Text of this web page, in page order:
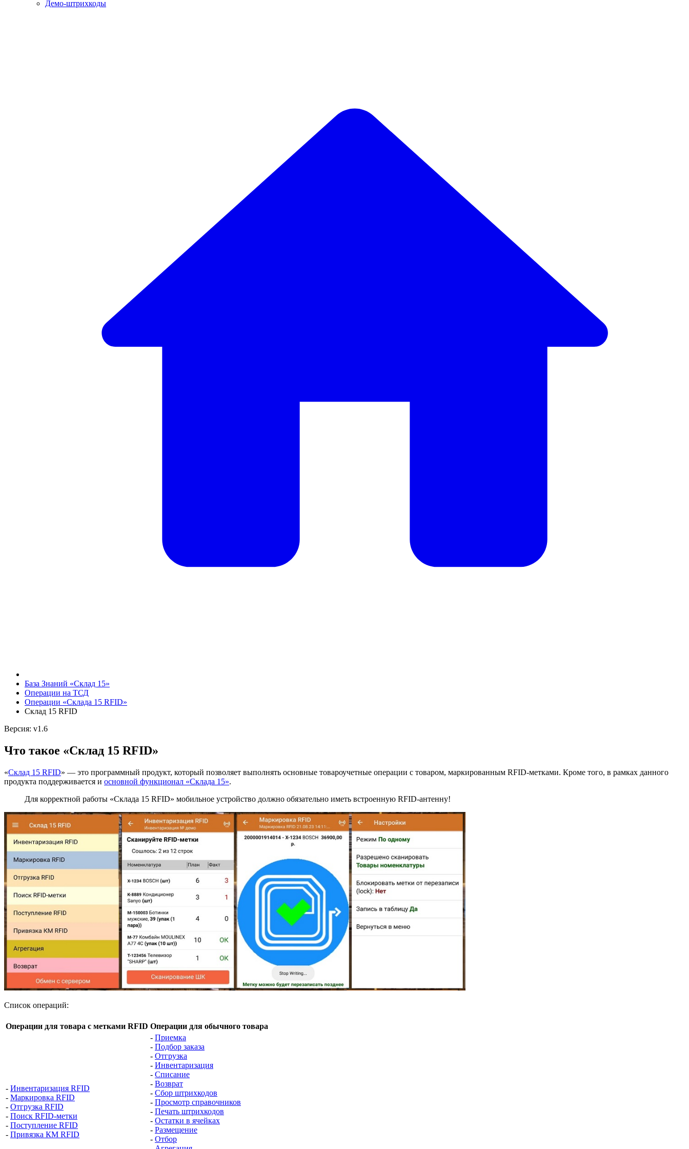
Демо-штрихкоды
База Знаний «Склад 15»
Операции на ТСД
Операции «Склада 15 RFID»
Склад 15 RFID
Версия: v1.6
Что такое «Склад 15 RFID»
«Склад 15 RFID» — это программный продукт, который позволяет выполнять основные товароучетные операции с товаром, маркированным RFID-метками. Кроме того, в рамках данного
продукта поддерживается и основной функционал «Склада 15».
Для корректной работы «Склада 15 RFID» мобильное устройство должно обязательно иметь встроенную RFID-антенну!
Список операций:
Операции для товара с метками RFID Операции для обычного товара
- Инвентаризация RFID
- Маркировка RFID
- Отгрузка RFID
- Поиск RFID-метки
- Поступление RFID
- Привязка КМ RFID
- Приемка
- Подбор заказа
- Отгрузка
- Инвентаризация
- Списание
- Возврат
- Сбор штрихкодов
- Просмотр справочников
- Печать штрихкодов
- Остатки в ячейках
- Размещение
- Отбор